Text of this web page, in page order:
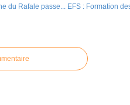
du Rafale passe... EFS : Formation